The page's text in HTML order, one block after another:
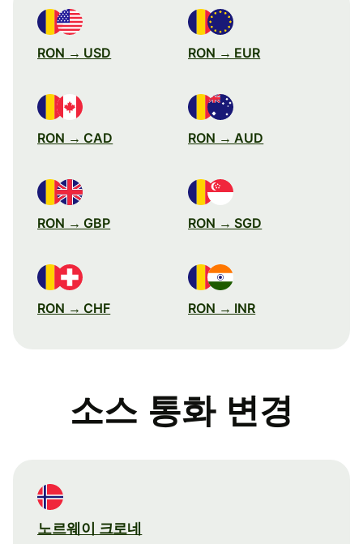
RON → USD RON → EUR
RON → CAD RON → AUD
RON → GBP RON → SGD
RON → CHF RON → INR
소스 통화 변경
노르웨이 크로네